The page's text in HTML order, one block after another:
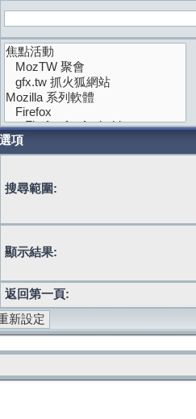
項
搜尋範圍:
顯示結果:
返回第一頁: